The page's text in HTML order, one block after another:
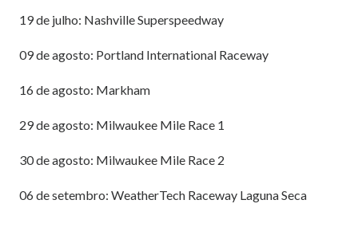
19 de julho: Nashville Superspeedway
09 de agosto: Portland International Raceway
16 de agosto: Markham
29 de agosto: Milwaukee Mile Race 1
30 de agosto: Milwaukee Mile Race 2
06 de setembro: WeatherTech Raceway Laguna Seca